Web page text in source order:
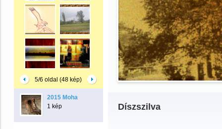
5/6 oldal (48 kép)
2015 Moha
1 kép
Díszszilva